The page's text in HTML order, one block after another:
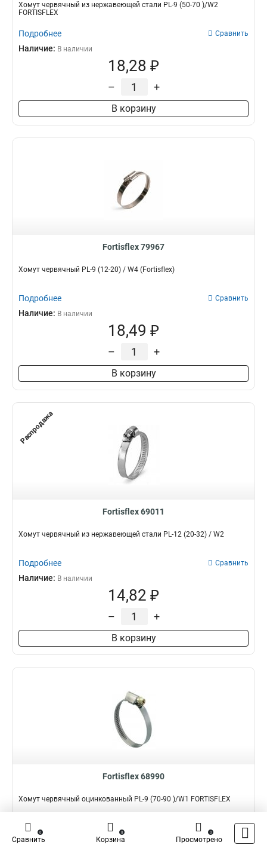
Хомут червячный из нержавеющей стали PL-9 (50-70 )/W2
FORTISFLEX
Подробнее Сравнить
Наличие: В наличии
18,28 ₽
– +
В корзину
Fortisflex 79967
Хомут червячный PL-9 (12-20) / W4 (Fortisflex)
Подробнее Сравнить
Наличие: В наличии
18,49 ₽
– +
В корзину
Распродажа
Fortisflex 69011
Хомут червячный из нержавеющей стали PL-12 (20-32) / W2
Подробнее Сравнить
Наличие: В наличии
14,82 ₽
– +
В корзину
Fortisflex 68990
Хомут червячный оцинкованный PL-9 (70-90 )/W1 FORTISFLEX
Подробнее Сравнить
Наличие:
Сравнить
0
Корзина
0
Просмотрено
0